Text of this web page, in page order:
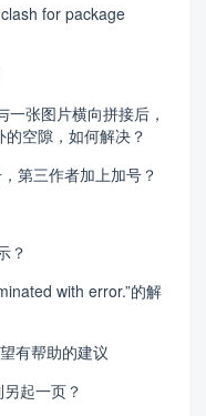
for package
张图片横向拼接后，
空隙，如何解决？
第三作者加上加号？
？
with error.”的解
有帮助的建议
起一页？